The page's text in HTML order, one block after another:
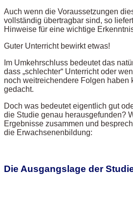
Auch wenn die Voraussetzungen
vollständig übertragbar sind, so
Hinweise für eine wichtige
Guter Unterricht bewirkt etwas!
Im Umkehrschluss bedeutet das
dass „schlechter“ Unterricht oder
noch weitreichendere Folgen haben
gedacht.
Doch was bedeutet eigentlich gut
die Studie genau herausgefunden?
Ergebnisse zusammen und
die Erwachsenenbildung:
Die Ausgangslage der